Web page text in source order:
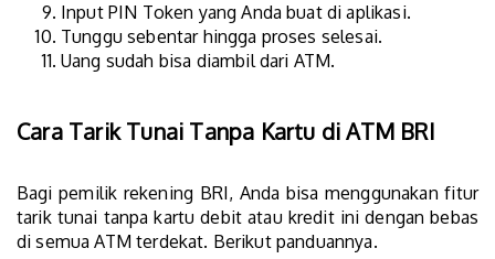
Input PIN Token yang Anda buat di aplikasi.
Tunggu sebentar hingga proses selesai.
Uang sudah bisa diambil dari ATM.
Cara Tarik Tunai Tanpa Kartu di ATM BRI
Bagi pemilik rekening BRI, Anda bisa menggunakan fitur
tarik tunai tanpa kartu debit atau kredit ini dengan bebas
di semua ATM terdekat. Berikut panduannya.